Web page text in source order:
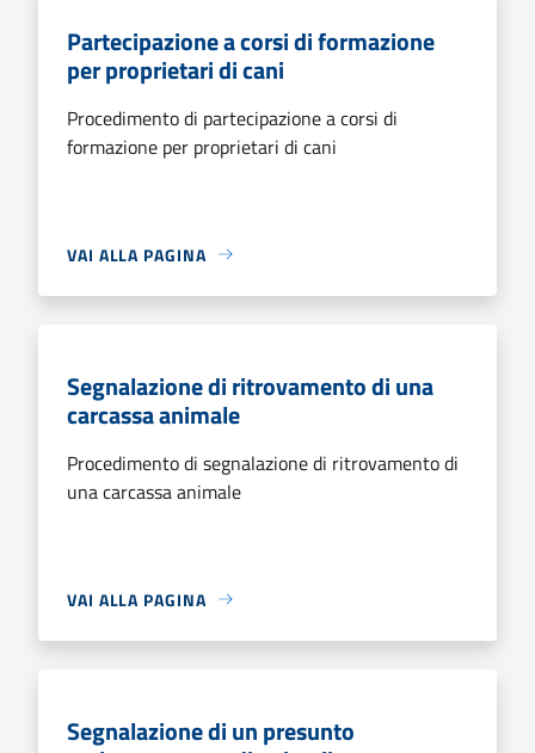
Partecipazione a corsi di formazione
per proprietari di cani
Procedimento di partecipazione a corsi di
formazione per proprietari di cani
VAI ALLA PAGINA
Segnalazione di ritrovamento di una
carcassa animale
Procedimento di segnalazione di ritrovamento di
una carcassa animale
VAI ALLA PAGINA
Segnalazione di un presunto